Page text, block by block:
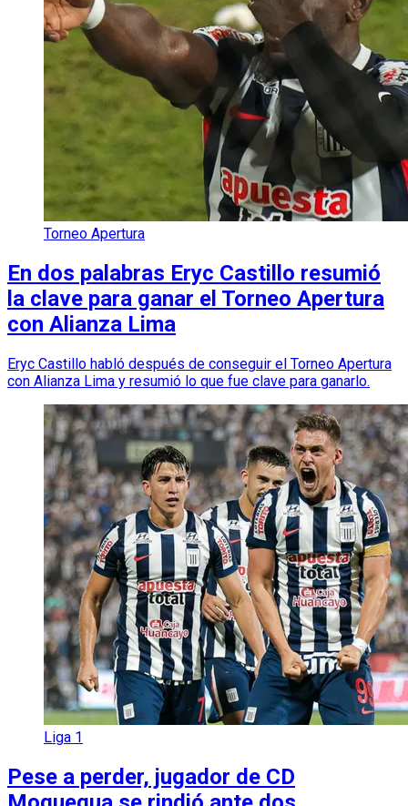
Torneo Apertura
En dos palabras Eryc Castillo resumió
la clave para ganar el Torneo Apertura
con Alianza Lima
Eryc Castillo habló después de conseguir el Torneo Apertura
con Alianza Lima y resumió lo que fue clave para ganarlo.
Liga 1
Pese a perder, jugador de CD